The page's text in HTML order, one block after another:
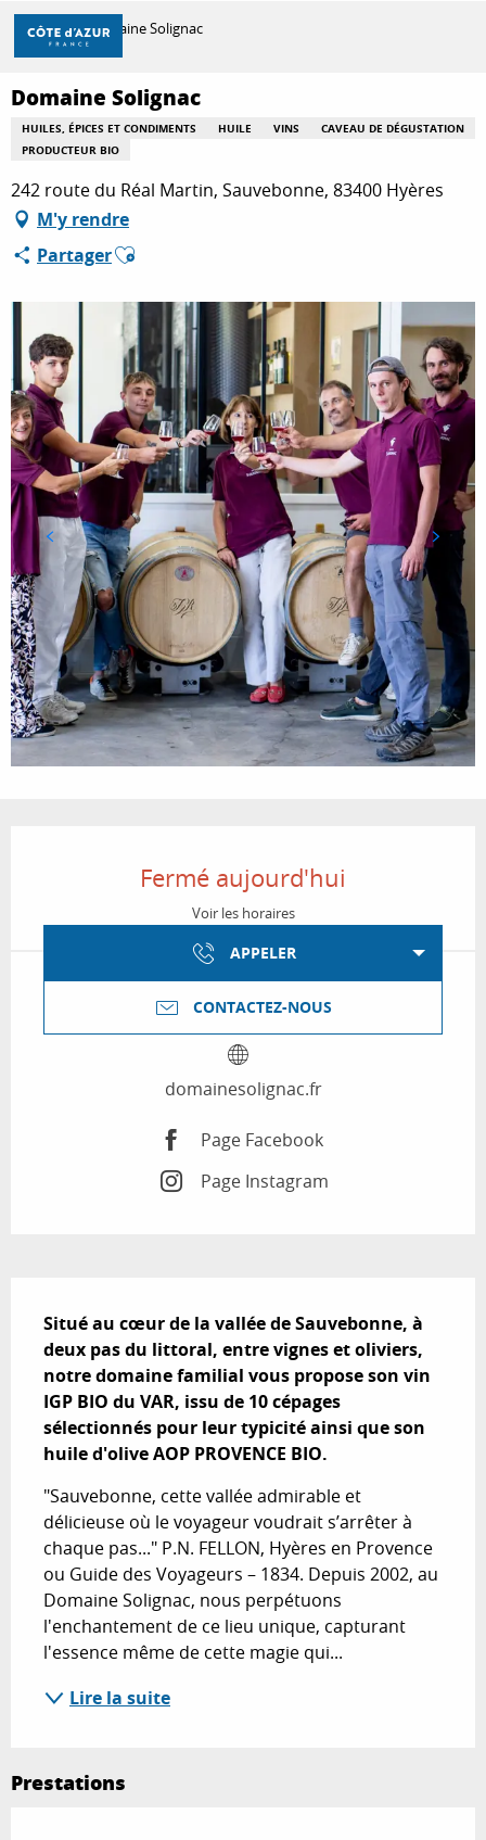
Aller
contenu
principal
DÉCOUVRIR
À FAIRE
SÉJOURNER
Accueil Domaine Solignac
Domaine Solignac
HUILES, ÉPICES ET CONDIMENTS HUILE VINS
CAVEAU DE DÉGUSTATION
PRODUCTEUR BIO
242 route du Réal Martin, Sauvebonne, 83400 Hyères
M'y rendre
PartagerAjouter aux favoris
Fermé aujourd'hui
Voir les horaires
APPELER
CONTACTEZ-NOUS
domainesolignac.fr
Page Facebook
Page Instagram
Situé au cœur de la vallée de Sauvebonne, à
deux pas du littoral, entre vignes et oliviers,
notre domaine familial vous propose son vin
IGP BIO du VAR, issu de 10 cépages
sélectionnés pour leur typicité ainsi que son
huile d'olive AOP PROVENCE BIO.
"Sauvebonne, cette vallée admirable et
délicieuse où le voyageur voudrait s’arrêter à
chaque pas..." P.N. FELLON, Hyères en Provence
ou Guide des Voyageurs – 1834. Depuis 2002, au
Domaine Solignac, nous perpétuons
l'enchantement de ce lieu unique, capturant
l'essence même de cette magie qui...
Lire la suite
Prestations